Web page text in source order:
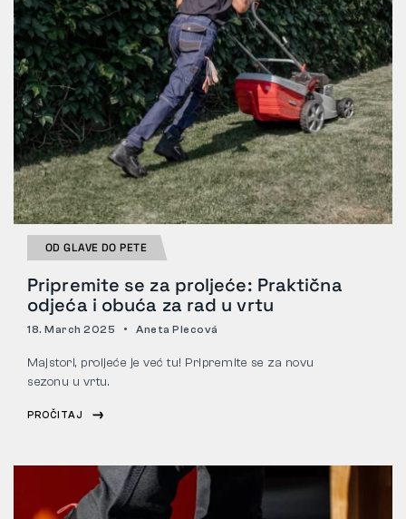
OD GLAVE DO PETE
Pripremite se za proljeće: Praktična
odjeća i obuća za rad u vrtu
18. March 2025 Aneta Plecová
Majstori, proljeće je već tu! Pripremite se za novu
sezonu u vrtu.
PROČITAJ